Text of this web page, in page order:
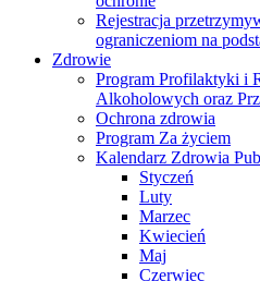
Rejestracja
ograniczeniom na
Zdrowie
Program Profilaktyki i
Alkoholowych oraz
Ochrona zdrowia
Program Za życiem
Kalendarz Zdrowia
Styczeń
Luty
Marzec
Kwiecień
Maj
Czerwiec